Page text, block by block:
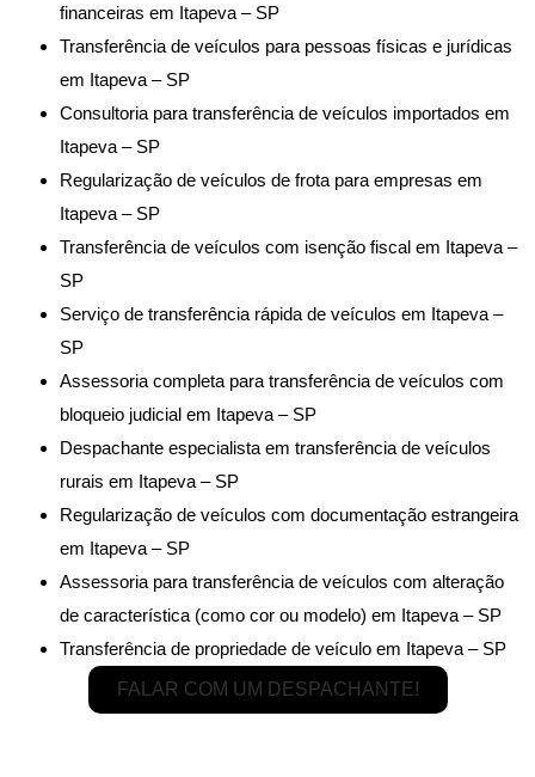
financeiras em Itapeva – SP
Transferência de veículos para pessoas físicas e jurídicas
em Itapeva – SP
Consultoria para transferência de veículos importados em
Itapeva – SP
Regularização de veículos de frota para empresas em
Itapeva – SP
Transferência de veículos com isenção fiscal em Itapeva –
SP
Serviço de transferência rápida de veículos em Itapeva –
SP
Assessoria completa para transferência de veículos com
bloqueio judicial em Itapeva – SP
Despachante especialista em transferência de veículos
rurais em Itapeva – SP
Regularização de veículos com documentação estrangeira
em Itapeva – SP
Assessoria para transferência de veículos com alteração
de característica (como cor ou modelo) em Itapeva – SP
Transferência de propriedade de veículo em Itapeva – SP
FALAR COM UM DESPACHANTE!